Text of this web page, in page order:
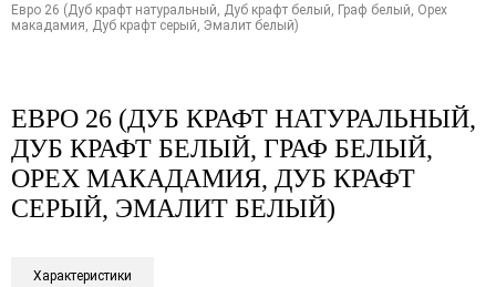
Евро 26 (Дуб крафт натуральный, Дуб крафт белый, Граф белый, Орех
макадамия, Дуб крафт серый, Эмалит белый)
ЕВРО 26 (ДУБ КРАФТ НАТУРАЛЬНЫЙ,
ДУБ КРАФТ БЕЛЫЙ, ГРАФ БЕЛЫЙ,
ОРЕХ МАКАДАМИЯ, ДУБ КРАФТ
СЕРЫЙ, ЭМАЛИТ БЕЛЫЙ)
Характеристики